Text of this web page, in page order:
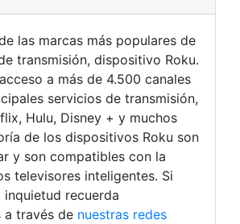
las marcas más populares de
transmisión, dispositivo Roku.
a más de 4.500 canales
servicios de transmisión,
Hulu, Disney + y muchos
de los dispositivos Roku son
y son compatibles con la
televisores inteligentes. Si
inquietud recuerda
a través de nuestras redes